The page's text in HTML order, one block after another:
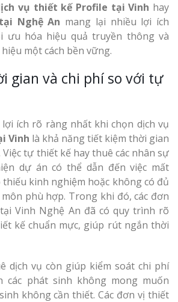
vụ thiết kế Profile tại Vinh hay
Nghệ An mang lại nhiều lợi ích
ưu hóa hiệu quả truyền thông và
một cách bền vững.
gian và chi phí so với tự
ích rõ ràng nhất khi chọn dịch vụ
Vinh là khả năng tiết kiệm thời gian
Việc tự thiết kế hay thuê các nhân sự
dự án có thể dẫn đến việc mất
kinh nghiệm hoặc không có đủ
phù hợp. Trong khi đó, các đơn
Vinh Nghệ An đã có quy trình rõ
kế chuẩn mực, giúp rút ngắn thời
dịch vụ còn giúp kiểm soát chi phí
các phát sinh không mong muốn
không cần thiết. Các đơn vị thiết